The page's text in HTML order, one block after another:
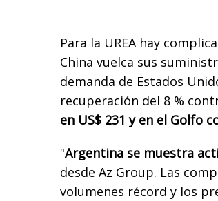
Para la UREA hay
China vuelca sus
demanda de Estados
recuperación del 8 %
en US$ 231 y en el Golfo
"Argentina se muestra
desde Az Group. Las
volumenes récord y los